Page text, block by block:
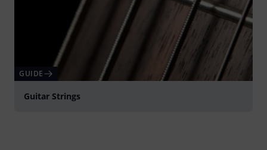
GUIDE
Guitar Strings